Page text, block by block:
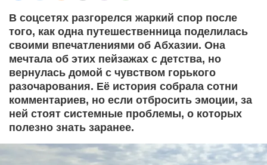
В соцсетях разгорелся жаркий спор после
того, как одна путешественница поделилась
своими впечатлениями об Абхазии. Она
мечтала об этих пейзажах с детства, но
вернулась домой с чувством горького
разочарования. Её история собрала сотни
комментариев, но если отбросить эмоции, за
ней стоят системные проблемы, о которых
полезно знать заранее.